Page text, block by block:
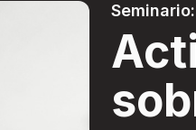
Seminario: